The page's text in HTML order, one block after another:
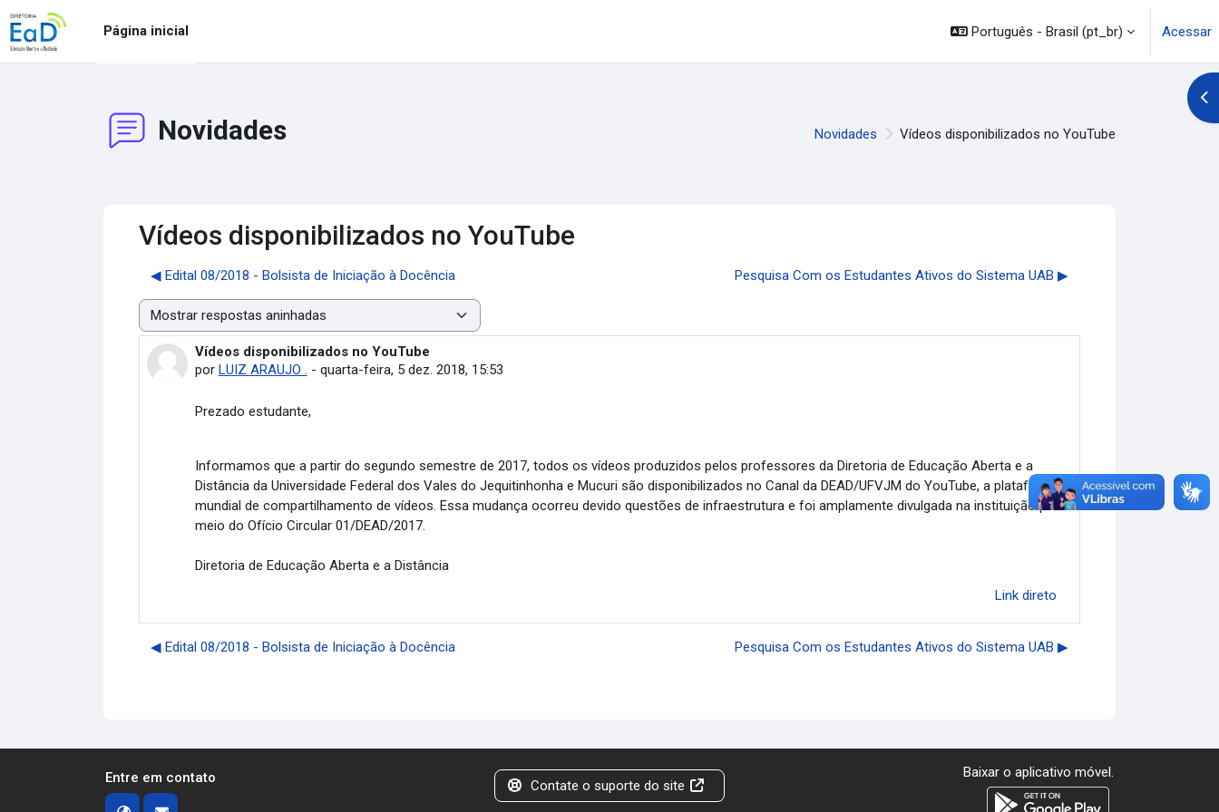
Ir para o conteúdo principal
Página inicial
Português - Brasil ‎(pt_br)‎ Acessar
Novidades Novidades Vídeos disponibilizados no YouTube
Vídeos disponibilizados no YouTube
◀︎ Edital 08/2018 - Bolsista de Iniciação à Docência Pesquisa Com os Estudantes Ativos do Sistema UAB ▶︎
Modo de visualização
Vídeos disponibilizados no YouTube
por LUIZ ARAUJO . - quarta-feira, 5 dez. 2018, 15:53
Número de respostas: 0
Prezado estudante,
Informamos que a partir do segundo semestre de 2017, todos os vídeos produzidos pelos professores da Diretoria de Educação Aberta e a
Distância da Universidade Federal dos Vales do Jequitinhonha e Mucuri são disponibilizados no Canal da DEAD/UFVJM do YouTube, a plataforma
mundial de compartilhamento de vídeos. Essa mudança ocorreu devido questões de infraestrutura e foi amplamente divulgada na instituição por
meio do Ofício Circular 01/DEAD/2017.
Diretoria de Educação Aberta e a Distância
Link direto
◀︎ Edital 08/2018 - Bolsista de Iniciação à Docência Pesquisa Com os Estudantes Ativos do Sistema UAB ▶︎
Entre em contato Contate o suporte do site
Baixar o aplicativo móvel.